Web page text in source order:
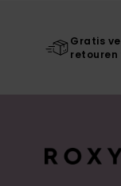
Gratis
retouren